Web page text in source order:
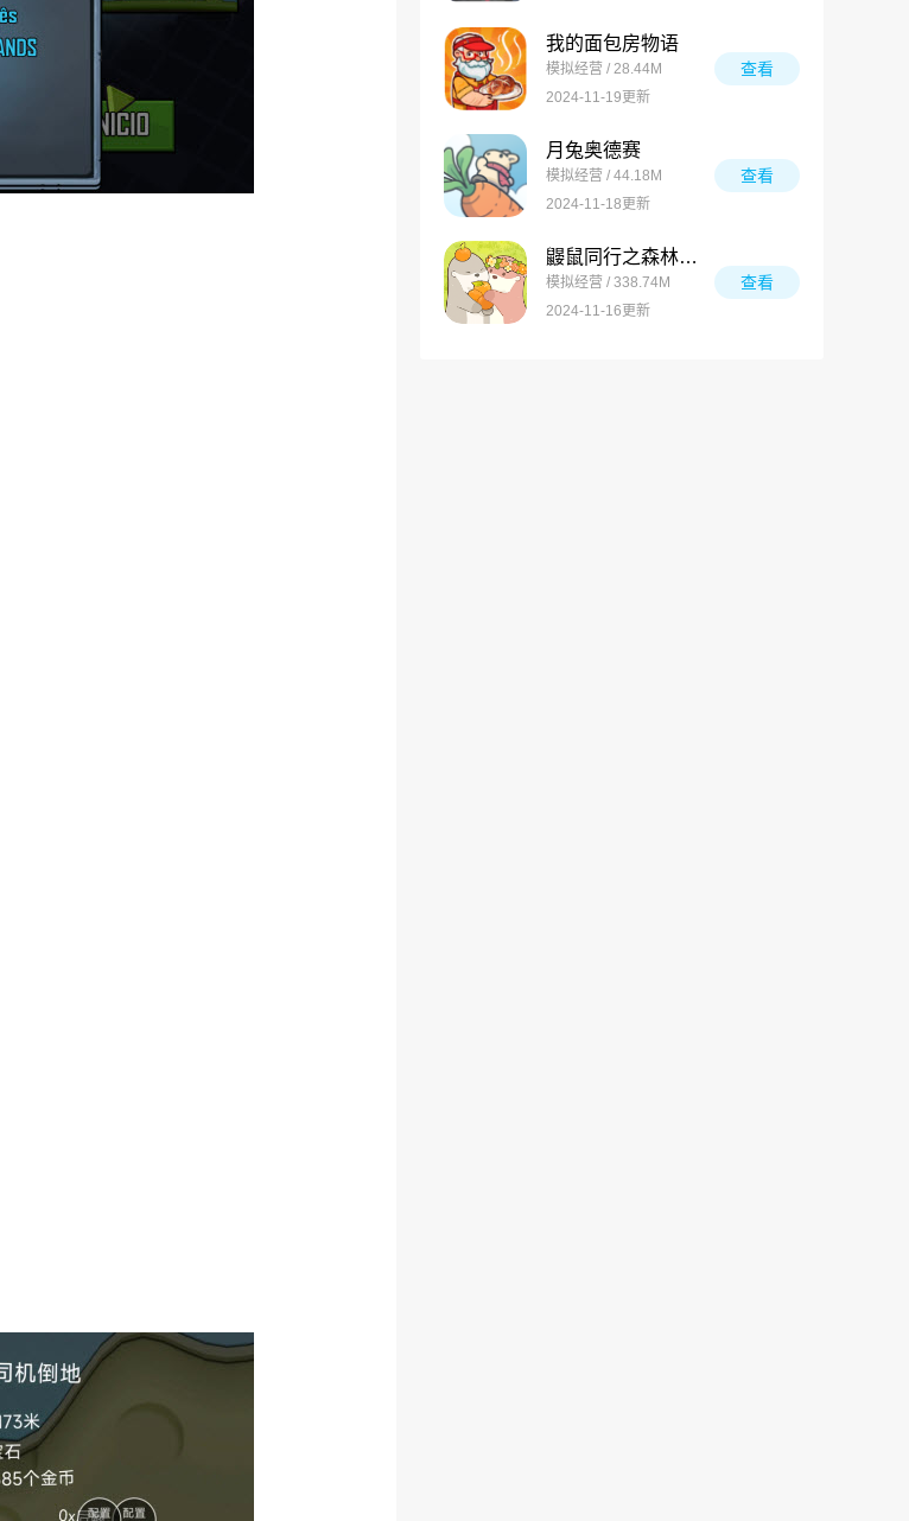
我的面包房物语
模拟经营 / 28.44M
2024-11-19更新
查看
月兔奥德赛
模拟经营 / 44.18M
2024-11-18更新
查看
鼹鼠同行之森林之家万圣节版
模拟经营 / 338.74M
2024-11-16更新
查看